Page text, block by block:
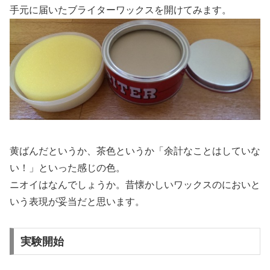
手元に届いたブライターワックスを開けてみます。
黄ばんだというか、茶色というか「余計なことはしていな
い！」といった感じの色。
ニオイはなんでしょうか。昔懐かしいワックスのにおいと
いう表現が妥当だと思います。
実験開始